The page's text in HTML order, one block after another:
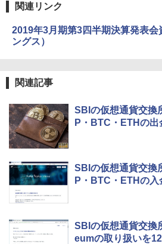
関連リンク
2019年3月期第3四半期決算発表会
ングス）
関連記事
SBIの仮想通貨交換
P・BTC・ETHの出
SBIの仮想通貨交換
P・BTC・ETHの入
SBIの仮想通貨交
eumの取り扱いを